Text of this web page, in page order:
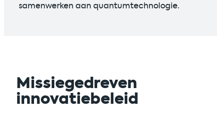
samenwerken aan quantumtechnologie.
Missiegedreven
innovatiebeleid